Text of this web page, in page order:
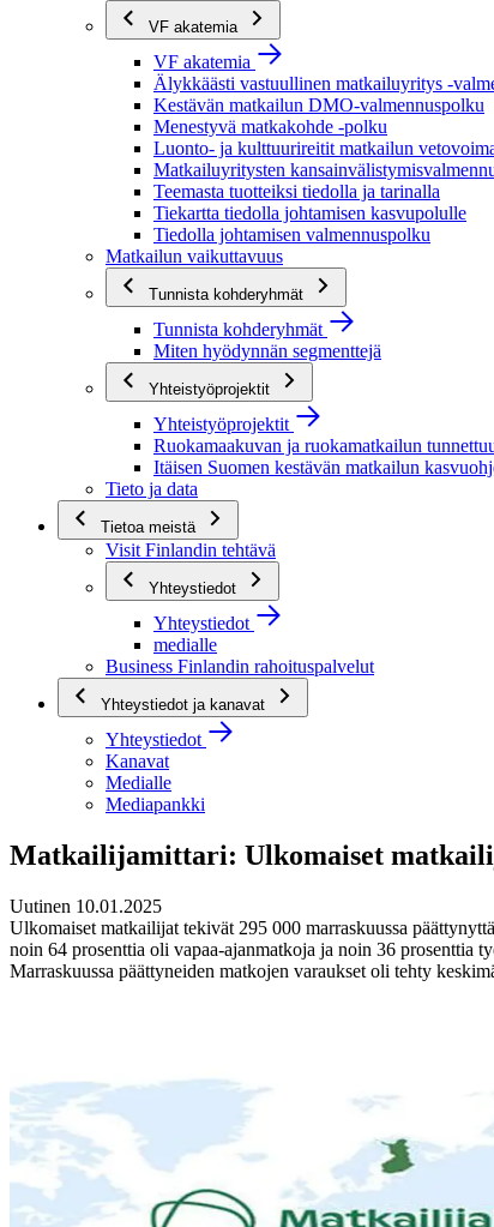
VF akatemia
VF akatemia
Älykkäästi vastuullinen matkailuyritys -
Kestävän matkailun DMO-valmennuspolku
Menestyvä matkakohde -polku
Luonto- ja kulttuurireitit matkailun
Matkailuyritysten
Teemasta tuotteiksi tiedolla ja tarinalla
Tiekartta tiedolla johtamisen kasvupolulle
Tiedolla johtamisen valmennuspolku
Matkailun vaikuttavuus
Tunnista kohderyhmät
Tunnista kohderyhmät
Miten hyödynnän segmenttejä
Yhteistyöprojektit
Yhteistyöprojektit
Ruokamaakuvan ja ruokamatkailun
Itäisen Suomen kestävän matkailun
Tieto ja data
Tietoa meistä
Visit Finlandin tehtävä
Yhteystiedot
Yhteystiedot
medialle
Business Finlandin rahoituspalvelut
Yhteystiedot ja kanavat
Yhteystiedot
Kanavat
Medialle
Mediapankki
Matkailijamittari: Ulkomaiset
Uutinen 10.01.2025
Ulkomaiset matkailijat tekivät 295 000 marraskuussa
noin 64 prosenttia oli vapaa-ajanmatkoja ja noin 36 prosenttia
Marraskuussa päättyneiden matkojen varaukset oli tehty